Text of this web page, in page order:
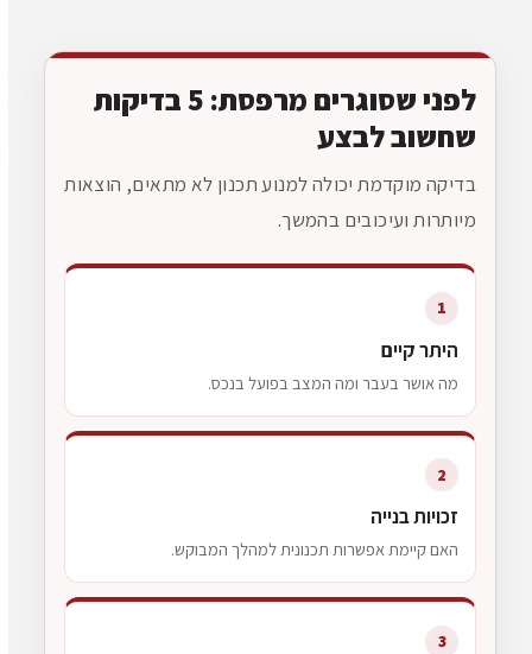
לפני שסוגרים מרפסת: 5 בדיקות
שחשוב לבצע
בדיקה מוקדמת יכולה למנוע תכנון לא מתאים, הוצאות
מיותרות ועיכובים בהמשך.
1
היתר קיים
מה אושר בעבר ומה המצב בפועל בנכס.
2
זכויות בנייה
האם קיימת אפשרות תכנונית למהלך המבוקש.
3